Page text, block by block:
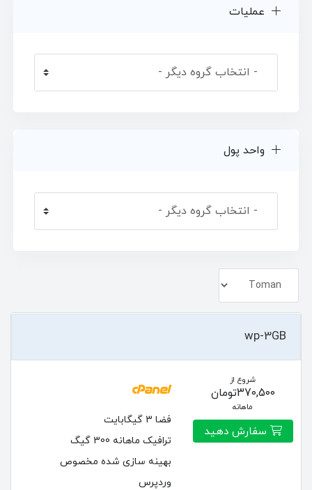
عملیات
واحد پول
wp-3GB
فضا 3 گیگابایت
ترافیک ماهانه 300 گیگ
بهینه سازی شده مخصوص
وردپرس
شروع از
370,500تومان
ماهانه
سفارش دهید